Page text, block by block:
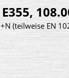
(teilweise EN